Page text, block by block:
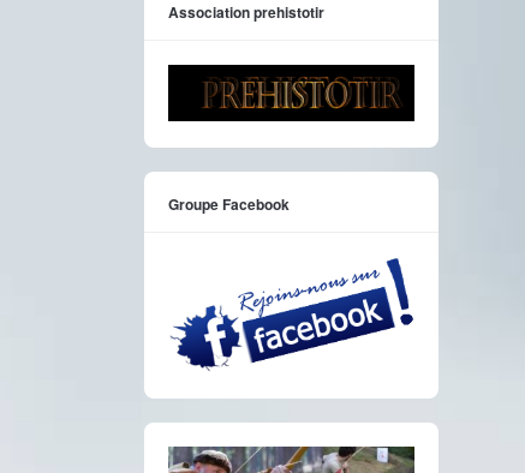
Association prehistotir
Groupe Facebook